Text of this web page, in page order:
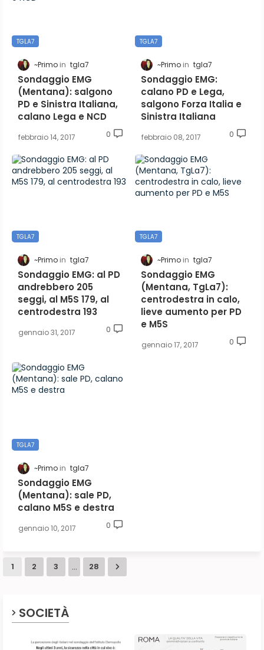
TGLA7
~Primo tgla7
Sondaggio EMG
(Mentana): salgono
PD e Sinistra Italiana,
calano Lega e NCD
febbraio 14, 2017 0
TGLA7
~Primo tgla7
Sondaggio EMG:
calano PD e Lega,
salgono Forza Italia e
Sinistra Italiana
febbraio 08, 2017 0
TGLA7
~Primo tgla7
Sondaggio EMG: al PD
andrebbero 205
seggi, al M5S 179, al
centrodestra 193
gennaio 31, 2017 0
TGLA7
~Primo tgla7
Sondaggio EMG
(Mentana, TgLa7):
centrodestra in calo,
lieve aumento per PD
e M5S
gennaio 17, 2017 0
TGLA7
~Primo tgla7
Sondaggio EMG
(Mentana): sale PD,
calano M5S e destra
gennaio 10, 2017 0
1 2 3 ... 28
SOCIETÀ